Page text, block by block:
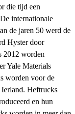
die tijd een
internationale
de jaren 50 werd de
Hyster door
2012 worden
Yale Materials
worden voor de
Heftrucks
en hun